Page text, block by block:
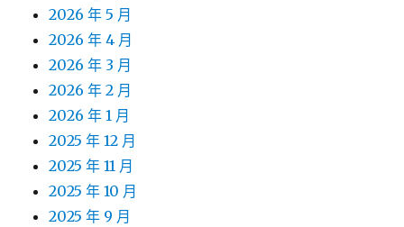
2026 年 5 月
2026 年 4 月
2026 年 3 月
2026 年 2 月
2026 年 1 月
2025 年 12 月
2025 年 11 月
2025 年 10 月
2025 年 9 月